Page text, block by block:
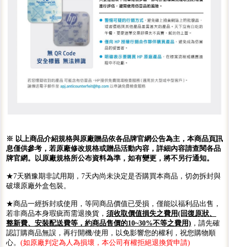
※ 以上商品介紹規格與原廠贈品依各品牌官網公告為主，本商品頁訊
息僅供參考，若原廠修改規格或贈品活動內容，詳細內容請查閱各品
牌官網。以原廠規格所公布資料為準，如有變更，將不另行通知。
★7天猶豫期非試用期，7天內尚未決定是否購買本商品，切勿拆封與
破壞原廠外盒包裝。
★商品一經拆封或使用，等同商品價值已受損，僅能以福利品出售，
若非商品本身瑕疵而需退換貨， 須收取價值損失之費用(回復原狀、
整新費、安裝配送費等，約商品售價的10~30%不等之費用) ，請先確
認訂購商品無誤，再行開機/使用，以免影響您的權利，祝您購物順
心。 (如原廠判定為人為損壞，本公司有權拒絕退換貨申請)